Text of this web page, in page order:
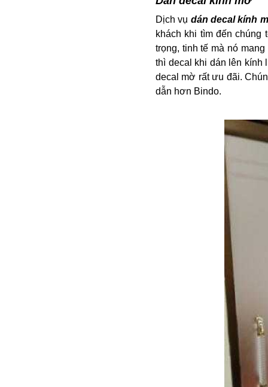
Dịch vụ dán decal kính
khách khi tìm đến chúng
trọng, tinh tế mà nó
thì decal khi dán lên kính
decal mờ rất ưu đãi.
dẫn hơn Bindo.